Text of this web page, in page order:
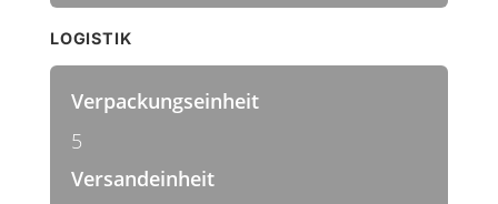
LOGISTIK
Verpackungseinheit
5
Versandeinheit